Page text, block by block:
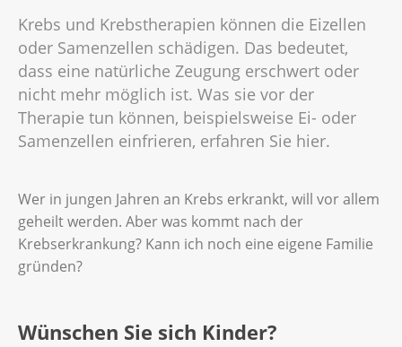
Krebs und Krebstherapien können die Eizellen
oder Samenzellen schädigen. Das bedeutet,
dass eine natürliche Zeugung erschwert oder
nicht mehr möglich ist. Was sie vor der
Therapie tun können, beispielsweise Ei- oder
Samenzellen einfrieren, erfahren Sie hier.
Wer in jungen Jahren an Krebs erkrankt, will vor allem
geheilt werden. Aber was kommt nach der
Krebserkrankung? Kann ich noch eine eigene Familie
gründen?
Wünschen Sie sich Kinder?